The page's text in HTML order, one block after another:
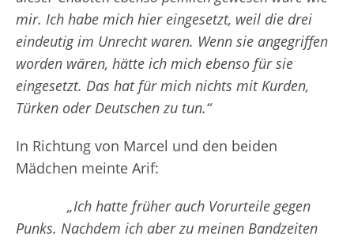
mir. Ich habe mich hier eingesetzt, weil die drei
eindeutig im Unrecht waren. Wenn sie angegriffen
worden wären, hätte ich mich ebenso für sie
eingesetzt. Das hat für mich nichts mit Kurden,
Türken oder Deutschen zu tun.“
In Richtung von Marcel und den beiden
Mädchen meinte Arif:
„Ich hatte früher auch Vorurteile gegen
Punks. Nachdem ich aber zu meinen Bandzeiten